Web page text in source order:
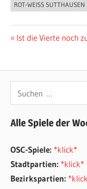
ROT-WEISS SUTTHAUSEN
Vorheriger
Ist die Vierte noch
nach:
Alle Spiele der
OSC-Spiele: *klick*
Stadtpartien: *klick*
Bezirkspartien: